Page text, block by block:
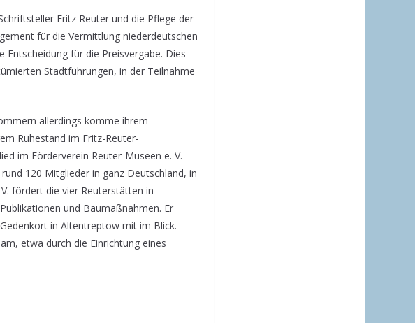
Fritz Reuter und die Pflege der
für die Vermittlung niederdeutschen
Entscheidung für die Preisvergabe. Dies
Stadtführungen, in der Teilnahme
allerdings komme ihrem
Ruhestand im Fritz-Reuter-
im Förderverein Reuter-Museen e. V.
120 Mitglieder in ganz Deutschland, in
fördert die vier Reuterstätten in
und Baumaßnahmen. Er
in Altentreptow mit im Blick.
etwa durch die Einrichtung eines